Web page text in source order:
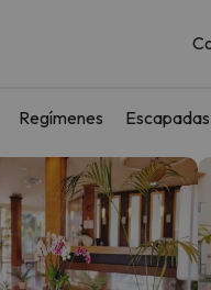
Regímenes Escapadas